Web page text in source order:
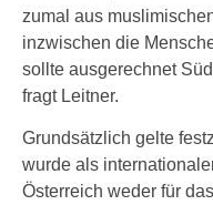
zumal aus
inzwischen die
sollte ausgerechnet
fragt Leitner.
Grundsätzlich gelte
wurde als
Österreich weder für